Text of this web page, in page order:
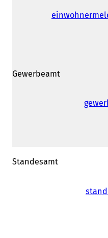
Gewerbeamt
Standesamt